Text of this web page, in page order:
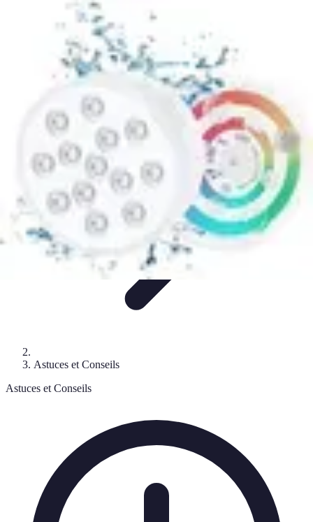
Astuces d'Achat Incontournables Produits à Surveiller
Astuces et conseils
Top Soldes
Astuces et Conseils
Astuces et Conseils